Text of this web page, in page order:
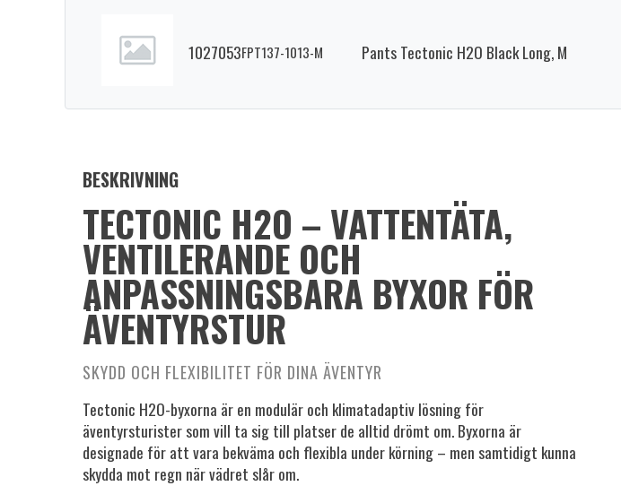
1027053FPT137-1013-M Pants Tectonic H2O Black Long, M
BESKRIVNING
TECTONIC H2O – VATTENTÄTA,
VENTILERANDE OCH
ANPASSNINGSBARA BYXOR FÖR
ÄVENTYRSTUR
SKYDD OCH FLEXIBILITET FÖR DINA ÄVENTYR
Tectonic H2O-byxorna är en modulär och klimatadaptiv lösning för
äventyrsturister som vill ta sig till platser de alltid drömt om. Byxorna är
designade för att vara bekväma och flexibla under körning – men samtidigt kunna
skydda mot regn när vädret slår om.